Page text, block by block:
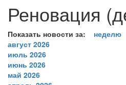
Реновация
Показать новости за: неделю
август 2026
июль 2026
июнь 2026
май 2026